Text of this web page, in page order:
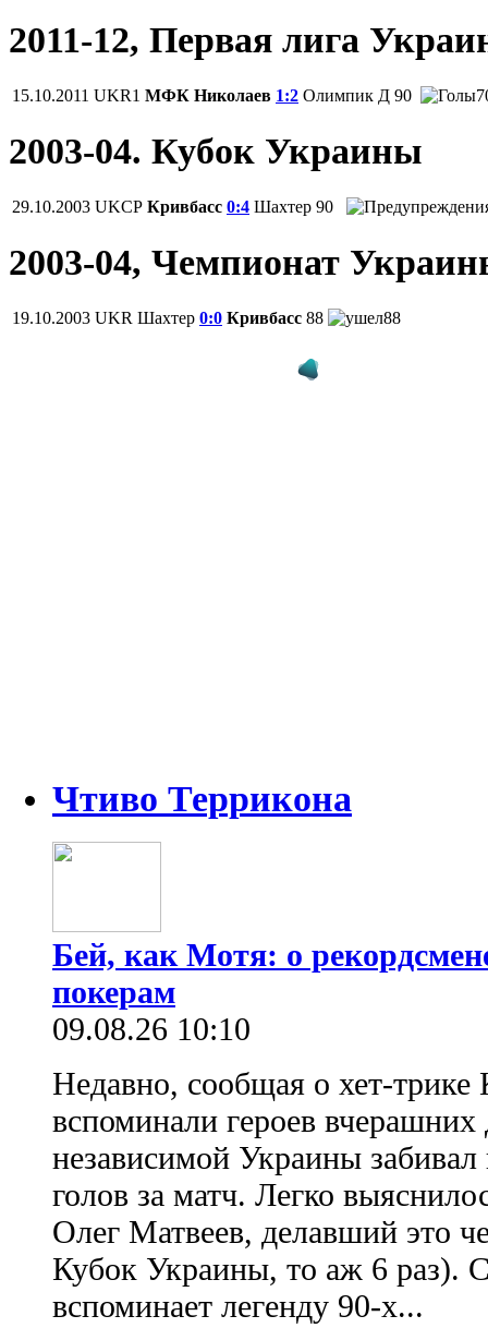
2011-12, Первая лига
15.10.2011 UKR1 МФК Николаев 1:2 Олимпик Д 90
2003-04. Кубок Украины
29.10.2003 UKCP Кривбасс 0:4 Шахтер 90
2003-04, Чемпионат
19.10.2003 UKR Шахтер 0:0 Кривбасс 88 88
Чтиво Террикона
Бей, как Мотя: о
покерам
09.08.26 10:10
Недавно, сообщая о хет-
вспоминали героев
независимой Украины
голов за матч. Легко
Олег Матвеев, делавший это
Кубок Украины, то аж 6 раз).
вспоминает легенду 90-х...